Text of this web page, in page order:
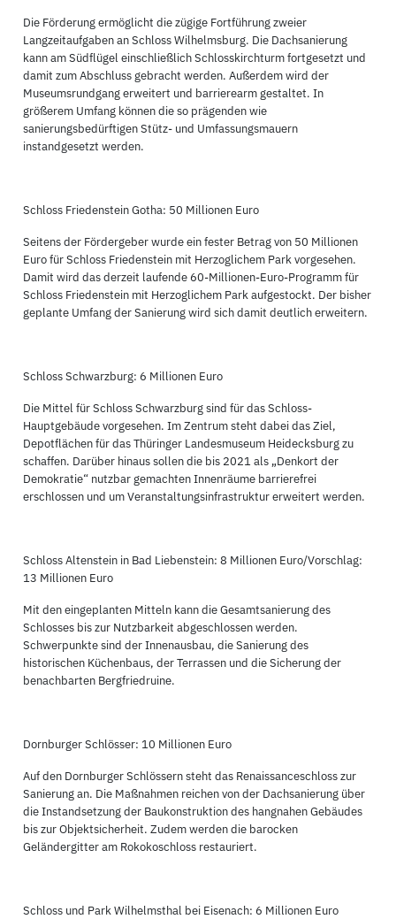
Die Förderung ermöglicht die zügige Fortführung zweier
Langzeitaufgaben an Schloss Wilhelmsburg. Die Dachsanierung
kann am Südflügel einschließlich Schlosskirchturm fortgesetzt und
damit zum Abschluss gebracht werden. Außerdem wird der
Museumsrundgang erweitert und barrierearm gestaltet. In
größerem Umfang können die so prägenden wie
sanierungsbedürftigen Stütz- und Umfassungsmauern
instandgesetzt werden.
Schloss Friedenstein Gotha: 50 Millionen Euro
Seitens der Fördergeber wurde ein fester Betrag von 50 Millionen
Euro für Schloss Friedenstein mit Herzoglichem Park vorgesehen.
Damit wird das derzeit laufende 60-Millionen-Euro-Programm für
Schloss Friedenstein mit Herzoglichem Park aufgestockt. Der bisher
geplante Umfang der Sanierung wird sich damit deutlich erweitern.
Schloss Schwarzburg: 6 Millionen Euro
Die Mittel für Schloss Schwarzburg sind für das Schloss-
Hauptgebäude vorgesehen. Im Zentrum steht dabei das Ziel,
Depotflächen für das Thüringer Landesmuseum Heidecksburg zu
schaffen. Darüber hinaus sollen die bis 2021 als „Denkort der
Demokratie“ nutzbar gemachten Innenräume barrierefrei
erschlossen und um Veranstaltungsinfrastruktur erweitert werden.
Schloss Altenstein in Bad Liebenstein: 8 Millionen Euro/Vorschlag:
13 Millionen Euro
Mit den eingeplanten Mitteln kann die Gesamtsanierung des
Schlosses bis zur Nutzbarkeit abgeschlossen werden.
Schwerpunkte sind der Innenausbau, die Sanierung des
historischen Küchenbaus, der Terrassen und die Sicherung der
benachbarten Bergfriedruine.
Dornburger Schlösser: 10 Millionen Euro
Auf den Dornburger Schlössern steht das Renaissanceschloss zur
Sanierung an. Die Maßnahmen reichen von der Dachsanierung über
die Instandsetzung der Baukonstruktion des hangnahen Gebäudes
bis zur Objektsicherheit. Zudem werden die barocken
Geländergitter am Rokokoschloss restauriert.
Schloss und Park Wilhelmsthal bei Eisenach: 6 Millionen Euro